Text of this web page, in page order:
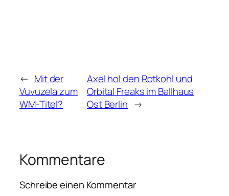
← Mit der
Vuvuzela zum
WM-Titel?
Axel hol den Rotkohl und
Orbital Freaks im Ballhaus
Ost Berlin →
Kommentare
Schreibe einen Kommentar